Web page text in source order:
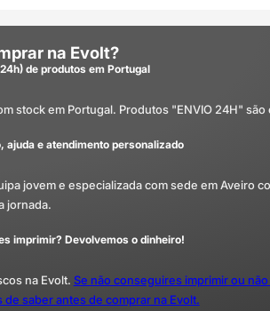
na Evolt?
de produtos em Portugal
stock em Portugal. Produtos "ENVIO 24H"
ajuda e atendimento personalizado
jovem e especializada com sede em Aveiro
jornada.
imprimir? Devolvemos o dinheiro!
na Evolt. Se não conseguires imprimir ou
saber antes de comprar na Evolt.